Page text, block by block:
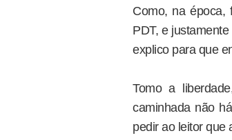
Como, na época,
PDT, e
explico para que
Tomo a
caminhada não
pedir ao leitor que